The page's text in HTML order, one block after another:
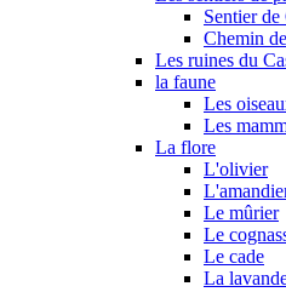
Sentier
Chemin
Les ruines du
la faune
Les
Les
La flore
L'olivier
Le mûrier
Le
Le cade
La